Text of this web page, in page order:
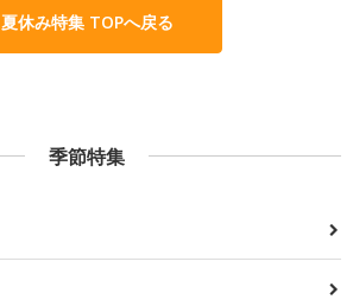
夏休み特集 TOPへ戻る
季節特集